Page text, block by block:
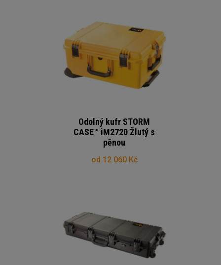
Odolný kufr STORM
CASE™ iM2720 Žlutý s
pěnou
od 12 060 Kč